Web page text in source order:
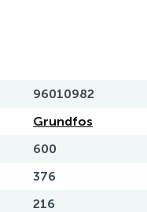
96010982
Grundfos
600
376
216